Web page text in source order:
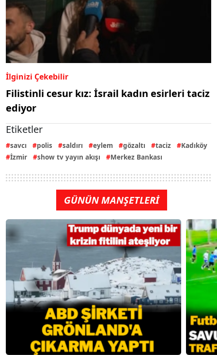
İlginizi Çekebilir
Filistinli cesur kız: İsrail kadın esirleri taciz
ediyor
Etiketler
savcı polis saldırı eylem gözaltı taciz
Kadıköy
İzmir
show tv yayın akışı Merkez Bankası
GÜNÜN MANŞETLERİ